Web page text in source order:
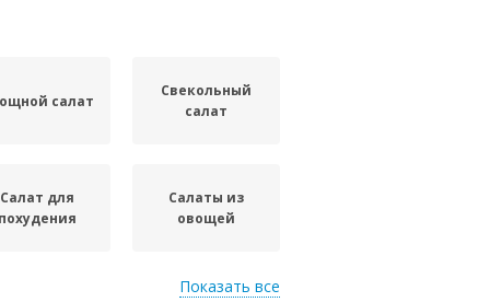
салат
Свекольный
салат
Салат для
похудения
Салаты из
овощей
Показать все